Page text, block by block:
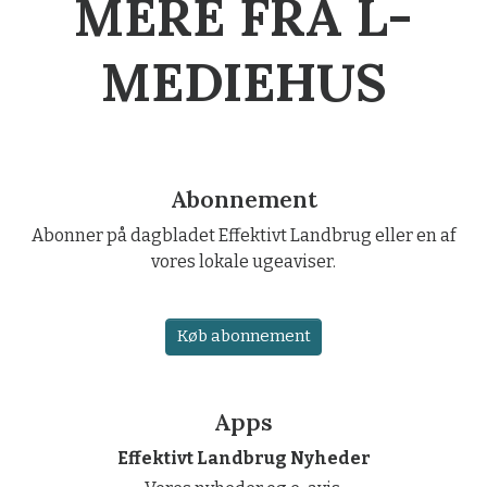
MERE FRA L-
MEDIEHUS
Abonnement
Abonner på dagbladet Effektivt Landbrug eller en af
vores lokale ugeaviser.
Køb abonnement
Apps
Effektivt Landbrug Nyheder